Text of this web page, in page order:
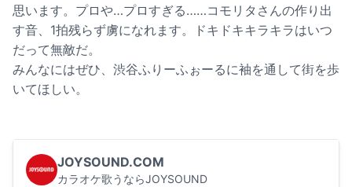
思います。プロや…プロすぎる……コモリタさんの作り出
す音、1拍残らず虜になれます。ドキドキキラキラはいつ
だって無敵だ。
みんなにはぜひ、渋谷ふりーふぉーるに袖を通して街を歩
いてほしい。
JOYSOUND.COM
カラオケ歌うならJOYSOUND